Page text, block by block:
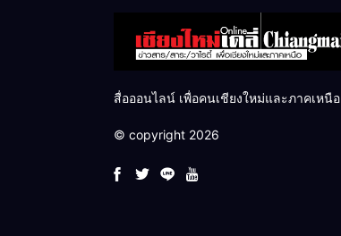
สื่อออนไลน์ เพื่อคนเชียงใหม่และภาคเหนือ
© copyright 2026